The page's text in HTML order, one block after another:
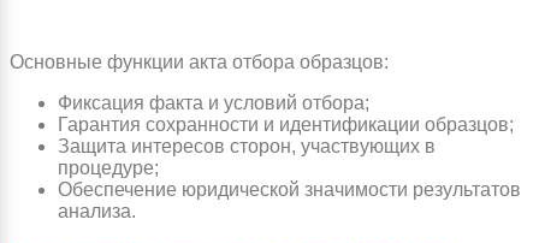
Основные функции акта отбора образцов:
Фиксация факта и условий отбора;
Гарантия сохранности и идентификации образцов;
Защита интересов сторон, участвующих в
процедуре;
Обеспечение юридической значимости результатов
анализа.